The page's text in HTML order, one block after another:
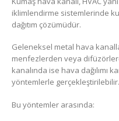
iklimlendirme sistemlerinde
dağıtım çözümüdür.
Geleneksel metal hava
menfezlerden veya
kanalında ise hava dağılımı
yöntemlerle gerçekleştirilebilir.
Bu yöntemler arasında: